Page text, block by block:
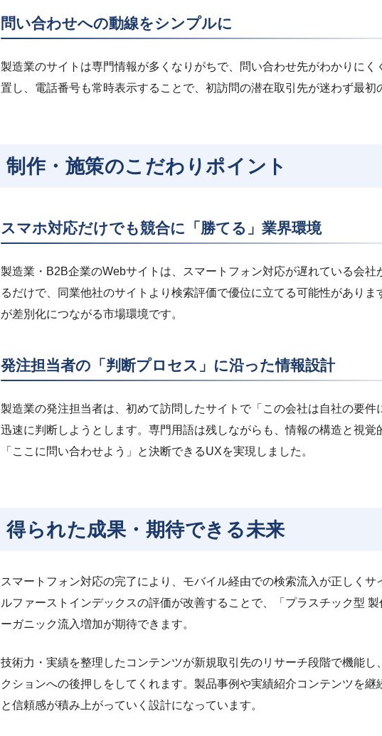
問い合わせへの動線をシンプルに
製造業のサイトは専門情報が多くなりがちで、問い合わせ先がわかりに
置し、電話番号も常時表示することで、初訪問の潜在取引先が迷わず最初
制作・施策のこだわりポイント
スマホ対応だけでも競合に「勝てる」業界環境
製造業・B2B企業のWebサイトは、スマートフォン対応が遅れている会
るだけで、同業他社のサイトより検索評価で優位に立てる可能性があり
が差別化につながる市場環境です。
発注担当者の「判断プロセス」に沿った情報設計
製造業の発注担当者は、初めて訪問したサイトで「この会社は自社の要
迅速に判断しようとします。専門用語は残しながらも、情報の構造と視
「ここに問い合わせよう」と決断できるUXを実現しました。
得られた成果・期待できる未来
スマートフォン対応の完了により、モバイル経由での検索流入が正しく
ルファーストインデックスの評価が改善することで、「プラスチック型
ーガニック流入増加が期待できます。
技術力・実績を整理したコンテンツが新規取引先のリサーチ段階で機能
クションへの後押しをしてくれます。製品事例や実績紹介コンテンツを
と信頼感が積み上がっていく設計になっています。